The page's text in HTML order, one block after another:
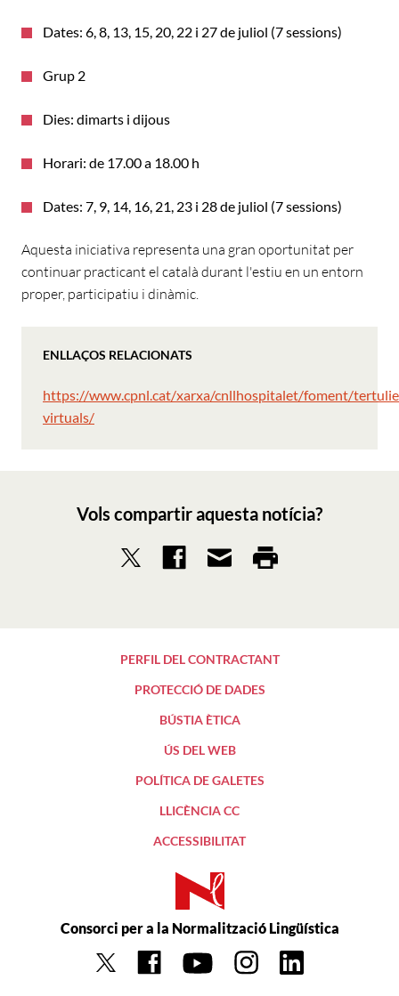
Dates: 6, 8, 13, 15, 20, 22 i 27 de juliol (7 sessions)
Grup 2
Dies: dimarts i dijous
Horari: de 17.00 a 18.00 h
Dates: 7, 9, 14, 16, 21, 23 i 28 de juliol (7 sessions)
Aquesta iniciativa representa una gran oportunitat per
continuar practicant el català durant l'estiu en un entorn
proper, participatiu i dinàmic.
ENLLAÇOS RELACIONATS
https://www.cpnl.cat/xarxa/cnllhospitalet/foment/
virtuals/
Vols compartir aquesta notícia?
PERFIL DEL CONTRACTANT
PROTECCIÓ DE DADES
BÚSTIA ÈTICA
ÚS DEL WEB
POLÍTICA DE GALETES
LLICÈNCIA CC
ACCESSIBILITAT
Consorci per a la Normalització Lingüística